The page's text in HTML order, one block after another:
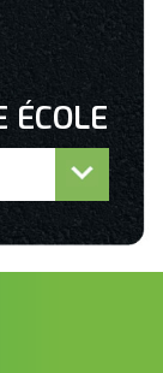
ÉCOLE